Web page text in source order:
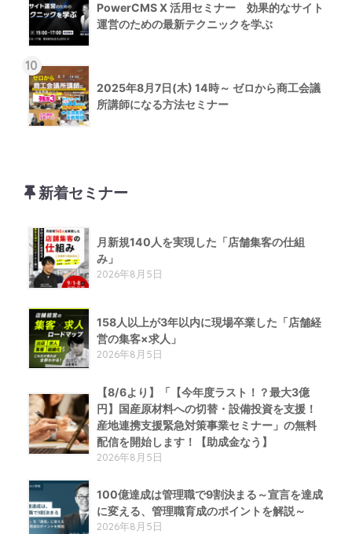
PowerCMS X 活用セミナー 効果的なサイト
運営のための最新テクニックを学ぶ
10
2025年8月7日(木) 14時～ ゼロから商工会議
所講師になる方法セミナー
新着セミナー
月新規140人を実現した「店舗集客の仕組
み」
2026年8月5日
158人以上が3年以内に現場卒業した「店舗経
営の集客×求人」
2026年8月5日
【8/6より】「【今年度ラスト！？最大3億
円】国産原材料への切替・設備投資を支援！
産地連携支援緊急対策事業セミナー」の無料
配信を開始します！【助成金なう】
2026年8月5日
100億達成は管理職で9割決まる～宣言を達成
に変える、管理職育成のポイントを解説～
2026年8月5日